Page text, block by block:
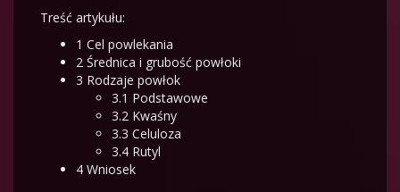
Treść artykułu:
1 Cel powlekania
2 Średnica i grubość powłoki
3 Rodzaje powłok
3.1 Podstawowe
3.2 Kwaśny
3.3 Celuloza
3.4 Rutyl
4 Wniosek